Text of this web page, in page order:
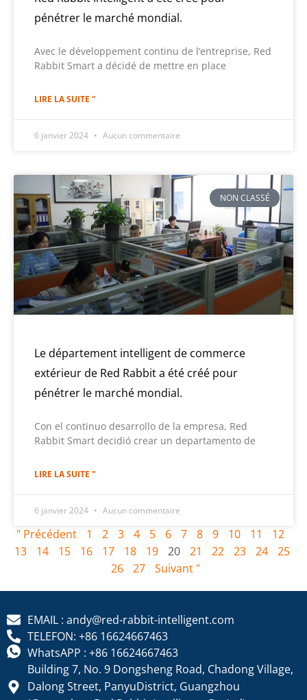
pénétrer le marché mondial.
Avec le développement continu de l’entreprise, Red
Rabbit Smart a décidé de mettre en place
LIRE LA SUITE "
6 janvier 2024 Aucun commentaire
NON CLASSÉ
Le département intelligent de commerce
extérieur de Red Rabbit a été créé pour
pénétrer le marché mondial.
Con el continuo desarrollo de la empresa, Red
Rabbit Smart decidió crear un departamento de
LIRE LA SUITE "
6 janvier 2024 Aucun commentaire
" Précédent 1 2 3 4 5 6 7 8 9 10 11
12
13
14 15 16 17 18 19 20 21 22 23 24
25
26
27 Suivant "
EMAIL : andy@red-rabbit-intelligent.com
TELEFON: +86 16624667463
WhatsAPP : +86 16624667463
Building 7, No. 9 Dongsheng Road, Chadong Village,
Dalong Street, PanyuDistrict, Guangzhou